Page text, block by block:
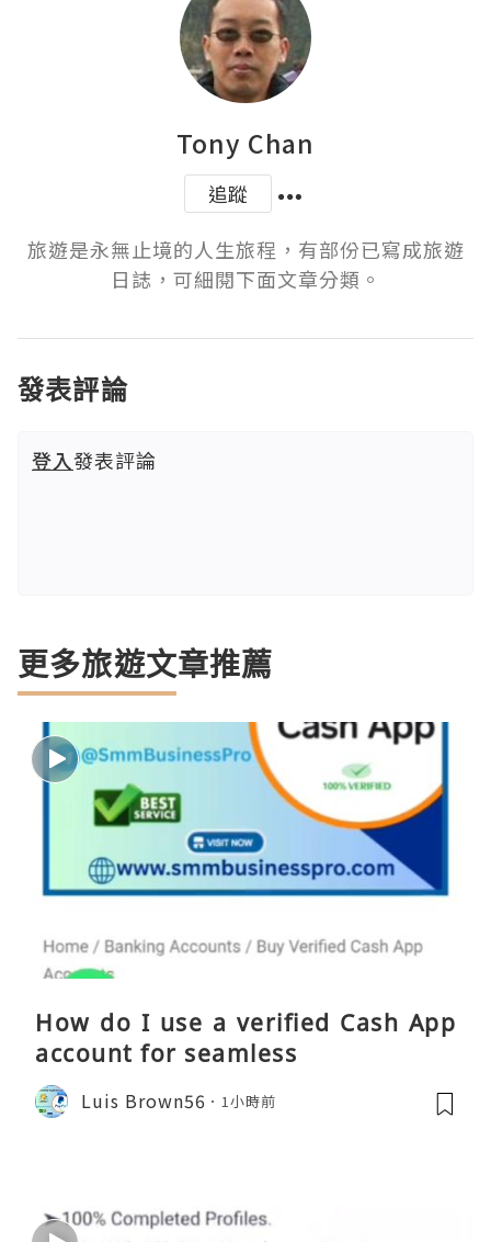
Tony Chan
追蹤
旅遊是永無止境的人生旅程，有部份已寫成旅遊
日誌，可細閱下面文章分類。
發表評論
登入發表評論
更多旅遊文章推薦
How do I use a verified Cash App
account for seamless
Luis Brown56 1小時前